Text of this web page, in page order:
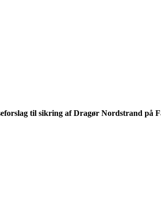
til sikring af Dragør Nordstrand på